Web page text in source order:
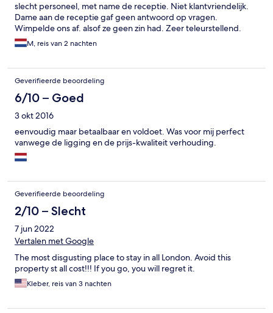
slecht personeel, met name de receptie. Niet klantvriendelijk.
Dame aan de receptie gaf geen antwoord op vragen.
Wimpelde ons af. alsof ze geen zin had. Zeer teleurstellend.
M, reis van 2 nachten
Geverifieerde beoordeling
6/10 – Goed
3 okt 2016
eenvoudig maar betaalbaar en voldoet. Was voor mij perfect
vanwege de ligging en de prijs-kwaliteit verhouding.
Geverifieerde beoordeling
2/10 – Slecht
7 jun 2022
Vertalen met Google
The most disgusting place to stay in all London. Avoid this
property st all cost!!! If you go, you will regret it.
Kleber, reis van 3 nachten